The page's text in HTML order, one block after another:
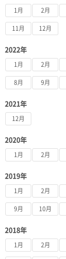
1月 2月
11月 12月
2022年
1月 2月
8月 9月
2021年
12月
2020年
1月 2月
2019年
1月 2月
9月 10月
2018年
1月 2月